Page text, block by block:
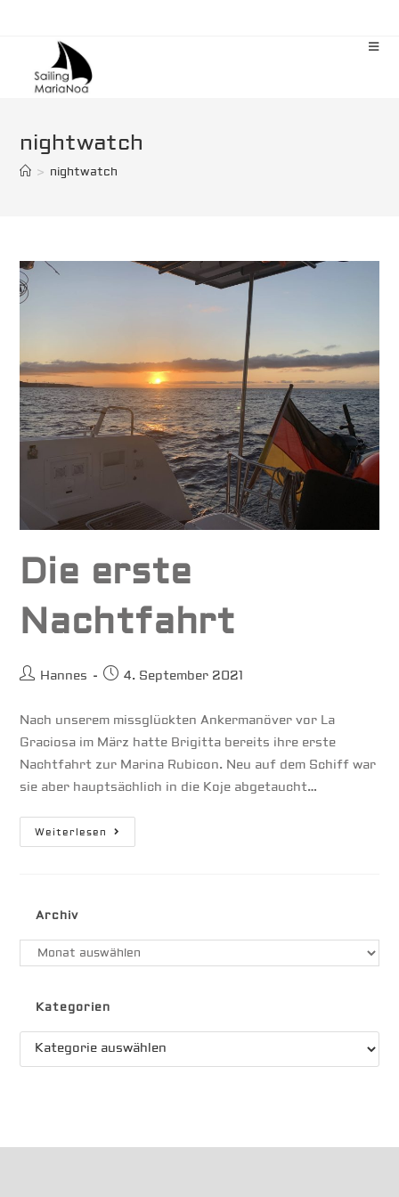
nightwatch
> nightwatch
Die erste
Nachtfahrt
Beitrags-
Hannes
Beitrag
4. September 2021
Nach unserem missglückten Ankermanöver vor La
Graciosa im März hatte Brigitta bereits ihre erste
Nachtfahrt zur Marina Rubicon. Neu auf dem Schiff war
sie aber hauptsächlich in die Koje abgetaucht…
Weiterlesen Die
Erste
Archiv
Archiv
Kategorien
Kategorien